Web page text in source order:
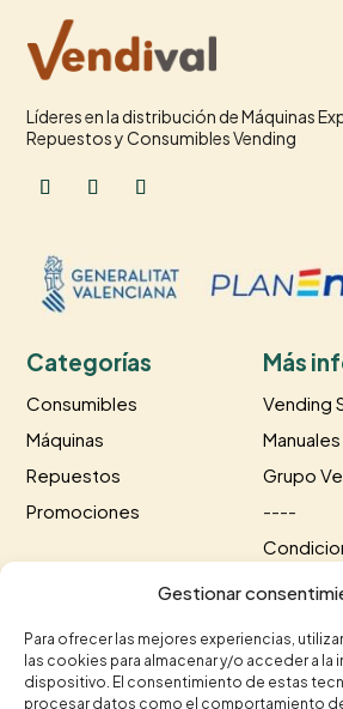
Gestionar
Para ofrecer las mejores experiencias,
las cookies para almacenar y/o acceder a la
dispositivo. El consentimiento de estas
procesar datos como el comportamiento
Líderes en la distribución de Máquinas
Repuestos y Consumibles Vending
Categorías
Consumibles
Máquinas
Repuestos
Promociones
Más
Vending
Manuales
Grupo
----
Contacto